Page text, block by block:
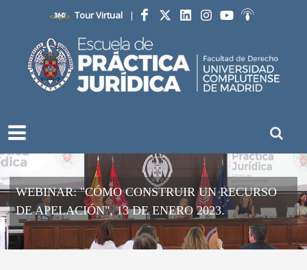
Tour Virtual |
Facebook
WEBINAR: "CÓMO CONSTRUIR UN RECURSO
DE APELACIÓN", 13 DE ENERO 2023.